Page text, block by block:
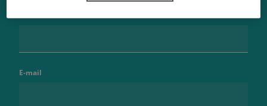
E-mail